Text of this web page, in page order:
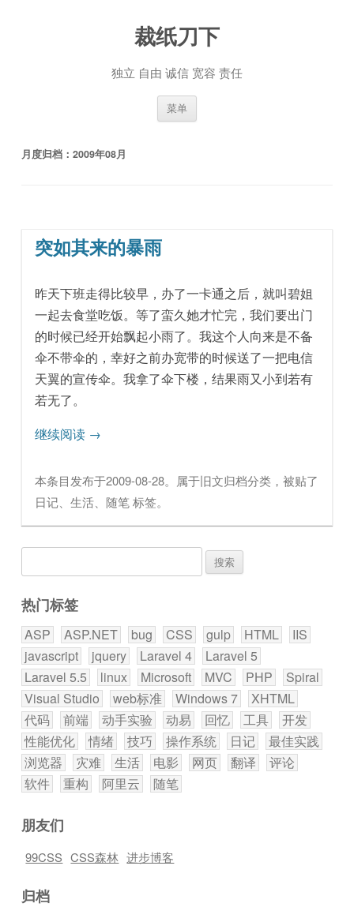
裁纸刀下
独立 自由 诚信 宽容 责任
菜单
月度归档：2009年08月
突如其来的暴雨
昨天下班走得比较早，办了一卡通之后，就叫碧姐
一起去食堂吃饭。等了蛮久她才忙完，我们要出门
的时候已经开始飘起小雨了。我这个人向来是不备
伞不带伞的，幸好之前办宽带的时候送了一把电信
天翼的宣传伞。我拿了伞下楼，结果雨又小到若有
若无了。
继续阅读 →
本条目发布于2009-08-28。属于旧文归档分类，被贴了
日记 、生活 、随笔 标签。
索：
热门标签
ASP ASP.NET bug CSS gulp HTML
IIS
javascript
jquery Laravel 4
Laravel 5
Laravel 5.5
linux Microsoft MVC PHP
Spiral
Visual Studio
web标准 Windows 7
XHTML
代码
前端 动手实验 动易 回忆 工具
开发
性能优化
情绪 技巧 操作系统 日记
最佳实践
浏览器
灾难 生活 电影 网页 翻译
评论
软件
重构 阿里云 随笔
朋友们
99CSS CSS森林 进步博客
归档